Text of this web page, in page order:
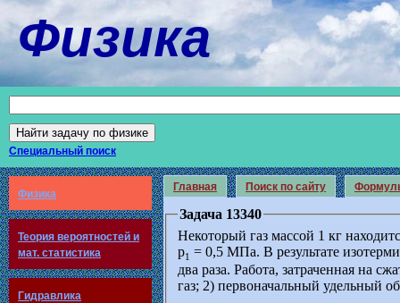
Физика
Специальный поиск
Физика
Теория вероятностей и
мат. статистика
Гидравлика
Главная Поиск по сайту
Задача 13340
Некоторый газ массой 1 кг
р1 = 0,5 МПа. В результате
два раза. Работа, затраченная на
газ; 2) первоначальный удельный